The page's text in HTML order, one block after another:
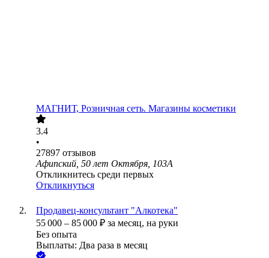
МАГНИТ, Розничная сеть. Магазины косметики
3.4
•
27897 отзывов
Афипский, 50 лет Октября, 103А
Откликнитесь среди первых
Откликнуться
Продавец-консультант "Алкотека"
55 000 – 85 000 ₽ за месяц, на руки
Без опыта
Выплаты: Два раза в месяц